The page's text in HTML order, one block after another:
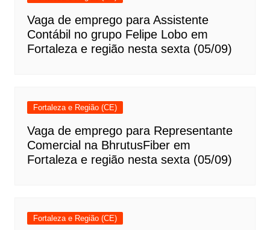
Vaga de emprego para Assistente
Contábil no grupo Felipe Lobo em
Fortaleza e região nesta sexta (05/09)
Fortaleza e Região (CE)
Vaga de emprego para Representante
Comercial na BhrutusFiber em
Fortaleza e região nesta sexta (05/09)
Fortaleza e Região (CE)